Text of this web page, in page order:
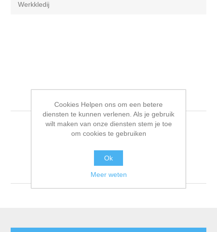
Werkkledij
Werkkledij
Cookies Helpen ons om een betere
diensten te kunnen verlenen. Als je gebruik
wilt maken van onze diensten stem je toe
om cookies te gebruiken
Ok
Meer weten